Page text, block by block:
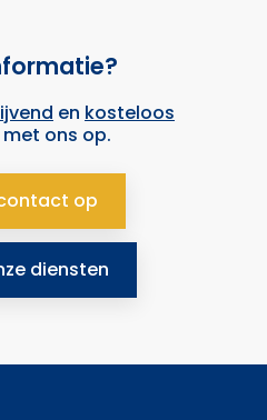
en kosteloos
ons op.
op
diensten